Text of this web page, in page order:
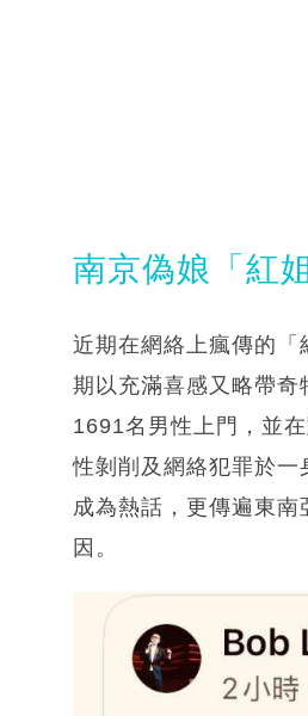
南京偽娘「紅
近期在網絡上瘋傳的
期以充滿喜感又略帶奇
1691名男性上門，並
性剝削及網絡犯罪於
成為熱話，更傳遍東
因。